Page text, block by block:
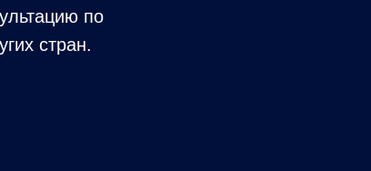
по
стран.